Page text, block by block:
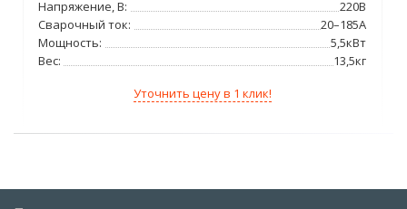
Напряжение, В:
220В
Сварочный ток:
20–185А
Мощность:
5,5кВт
Вес:
13,5кг
Уточнить цену в 1 клик!